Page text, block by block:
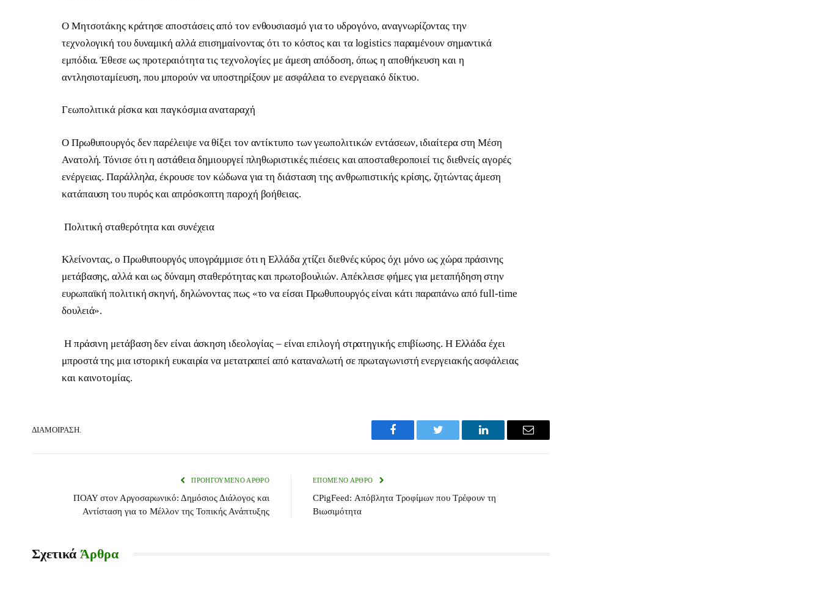
Ο Μητσοτάκης κράτησε αποστάσεις από τον ενθουσιασμό για το υδρογόνο, αναγνωρίζοντας την
τεχνολογική του δυναμική αλλά επισημαίνοντας ότι το κόστος και τα logistics παραμένουν σημαντικά
εμπόδια. Έθεσε ως προτεραιότητα τις τεχνολογίες με άμεση απόδοση, όπως η αποθήκευση και η
αντλησιοταμίευση, που μπορούν να υποστηρίξουν με ασφάλεια το ενεργειακό δίκτυο.
Γεωπολιτικά ρίσκα και παγκόσμια αναταραχή
Ο Πρωθυπουργός δεν παρέλειψε να θίξει τον αντίκτυπο των γεωπολιτικών εντάσεων, ιδιαίτερα στη Μέση
Ανατολή. Τόνισε ότι η αστάθεια δημιουργεί πληθωριστικές πιέσεις και αποσταθεροποιεί τις διεθνείς αγορές
ενέργειας. Παράλληλα, έκρουσε τον κώδωνα για τη διάσταση της ανθρωπιστικής κρίσης, ζητώντας άμεση
κατάπαυση του πυρός και απρόσκοπτη παροχή βοήθειας.
Πολιτική σταθερότητα και συνέχεια
Κλείνοντας, ο Πρωθυπουργός υπογράμμισε ότι η Ελλάδα χτίζει διεθνές κύρος όχι μόνο ως χώρα πράσινης
μετάβασης, αλλά και ως δύναμη σταθερότητας και πρωτοβουλιών. Απέκλεισε φήμες για μεταπήδηση στην
ευρωπαϊκή πολιτική σκηνή, δηλώνοντας πως «το να είσαι Πρωθυπουργός είναι κάτι παραπάνω από full-time
δουλειά».
Η πράσινη μετάβαση δεν είναι άσκηση ιδεολογίας – είναι επιλογή στρατηγικής επιβίωσης. Η Ελλάδα έχει
μπροστά της μια ιστορική ευκαιρία να μετατραπεί από καταναλωτή σε πρωταγωνιστή ενεργειακής ασφάλειας
και καινοτομίας.
ΔΙΑΜΟΊΡΑΣΗ.
Facebook Twitter LinkedIn Email
ΠΡΟΗΓΟΎΜΕΝΟ ΆΡΘΡΟ
ΠΟΑΥ στον Αργοσαρωνικό: Δημόσιος Διάλογος και
Αντίσταση για το Μέλλον της Τοπικής Ανάπτυξης
ΕΠΌΜΕΝΟ ΆΡΘΡΟ
CPigFeed: Απόβλητα Τροφίμων που Τρέφουν τη
Βιωσιμότητα
Σχετικά Άρθρα